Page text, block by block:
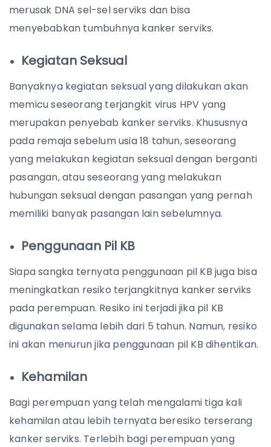
merusak DNA sel-sel serviks dan bisa
menyebabkan tumbuhnya kanker serviks.
Kegiatan Seksual
Banyaknya kegiatan seksual yang dilakukan akan
memicu seseorang terjangkit virus HPV yang
merupakan penyebab kanker serviks. Khususnya
pada remaja sebelum usia 18 tahun, seseorang
yang melakukan kegiatan seksual dengan berganti
pasangan, atau seseorang yang melakukan
hubungan seksual dengan pasangan yang pernah
memiliki banyak pasangan lain sebelumnya.
Penggunaan Pil KB
Siapa sangka ternyata penggunaan pil KB juga bisa
meningkatkan resiko terjangkitnya kanker serviks
pada perempuan. Resiko ini terjadi jika pil KB
digunakan selama lebih dari 5 tahun. Namun, resiko
ini akan menurun jika penggunaan pil KB dihentikan.
Kehamilan
Bagi perempuan yang telah mengalami tiga kali
kehamilan atau lebih ternyata beresiko terserang
kanker serviks. Terlebih bagi perempuan yang